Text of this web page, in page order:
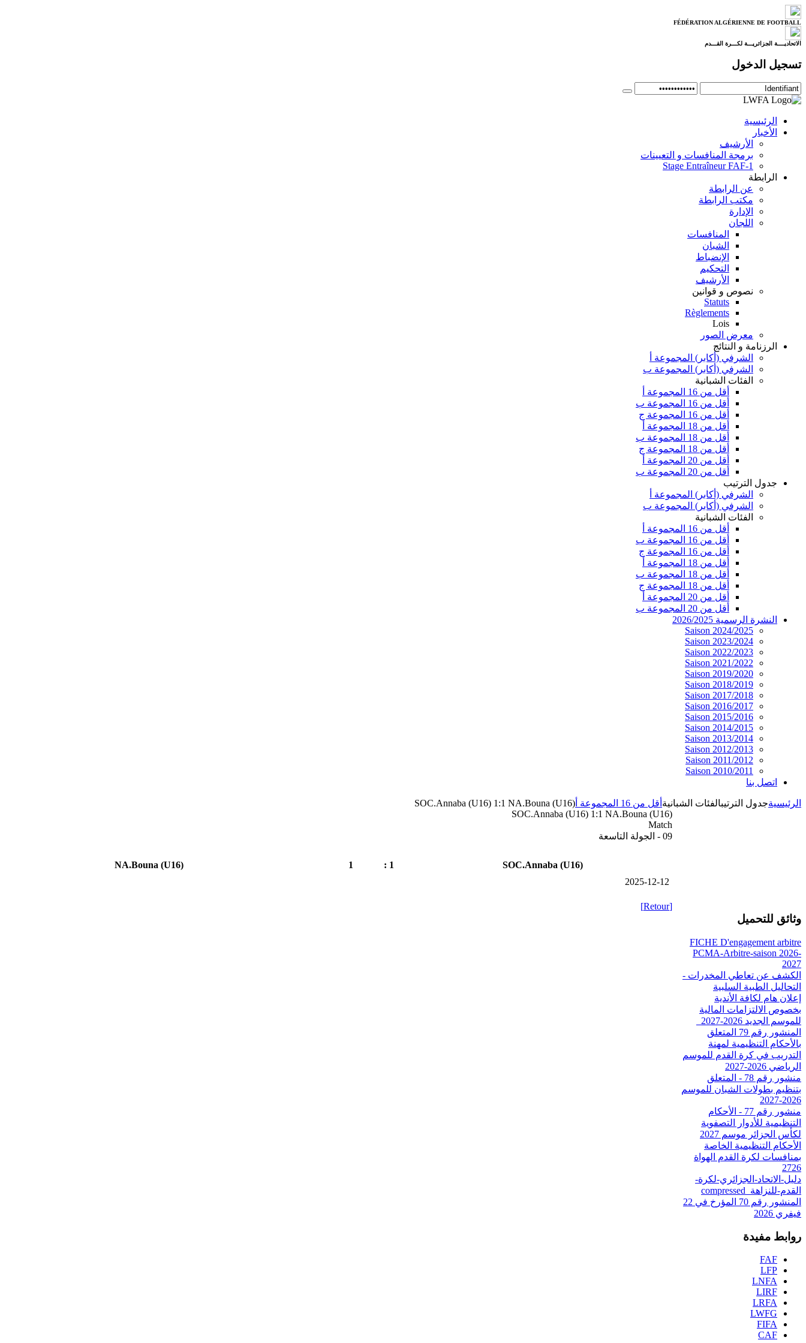
FÉDÉRATION ALGÉRIENNE DE FOOTBALL
الاتحاديــــة الجزائريـــة لكـــرة القـــدم
تسجيل الدخول
الرئيسية
الأخبار
الأرشيف
برمجة المنافسات و التعيينات
Stage Entraîneur FAF-1
الرابطة
عن الرابطة
مكتب الرابطة
الإدارة
اللجان
المنافسات
الشبان
الإنضباط
التحكيم
الأرشيف
نصوص و قوانين
Statuts
Règlements
Lois
معرض الصور
الرزنامة و النتائج
الشرفي (أكابر) المجموعة أ
الشرفي (أكابر) المجموعة ب
الفئات الشبانية
أقل من 16 المجموعة أ
أقل من 16 المجموعة ب
أقل من 16 المجموعة ج
أقل من 18 المجموعة أ
أقل من 18 المجموعة ب
أقل من 18 المجموعة ج
أقل من 20 المجموعة أ
أقل من 20 المجموعة ب
جدول الترتيب
الشرفي (أكابر) المجموعة أ
الشرفي (أكابر) المجموعة ب
الفئات الشبانية
أقل من 16 المجموعة أ
أقل من 16 المجموعة ب
أقل من 16 المجموعة ج
أقل من 18 المجموعة أ
أقل من 18 المجموعة ب
أقل من 18 المجموعة ج
أقل من 20 المجموعة أ
أقل من 20 المجموعة ب
النشرة الرسمية 2026/2025
Saison 2024/2025
Saison 2023/2024
Saison 2022/2023
Saison 2021/2022
Saison 2019/2020
Saison 2018/2019
Saison 2017/2018
Saison 2016/2017
Saison 2015/2016
Saison 2014/2015
Saison 2013/2014
Saison 2012/2013
Saison 2011/2012
Saison 2010/2011
اتصل بنا
الرئيسيةجدول الترتيبالفئات الشبانية أقل من 16 المجموعة أ
SOC.Annaba (U16) 1:1 NA.Bouna (U16)
SOC.Annaba (U16) 1:1 NA.Bouna (U16)
Match
09 - الجولة التاسعة
SOC.Annaba (U16)
1 :
1
NA.Bouna (U16)
2025-12-12
[Retour]
وثائق للتحميل
FICHE D'engagement arbitre
PCMA-Arbitre-saison 2026-
2027
الكشف عن تعاطي المخدرات -
التحاليل الطبية السلبية
إعلان هام لكافة الأندية
بخصوص الالتزامات المالية
للموسم الجديد 2026-2027_
المنشور رقم 79 المتعلق
بالأحكام التنظيمية لمهنة
التدريب في كرة القدم للموسم
الرياضي 2026-2027
منشور رقم 78 - المتعلق
بتنظيم بطولات الشبان للموسم
2026-2027
منشور رقم 77 - الأحكام
التنظيمية للأدوار التصفوية
لكأس الجزائر موسم 2027
الأحكام التنظيمية الخاصة
بمنافسات لكرة القدم الهواة
2726
دليل-الاتحاد-الجزائري-لكرة-
القدم-للنزاهة_compressed
المنشور رقم 70 المؤرخ في 22
فيفري 2026
روابط مفيدة
FAF
LFP
LNFA
LIRF
LRFA
LWFG
FIFA
CAF